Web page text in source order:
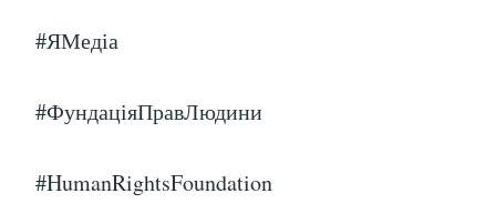
#ЯМедіа
#ФундаціяПравЛюдини
#HumanRightsFoundation